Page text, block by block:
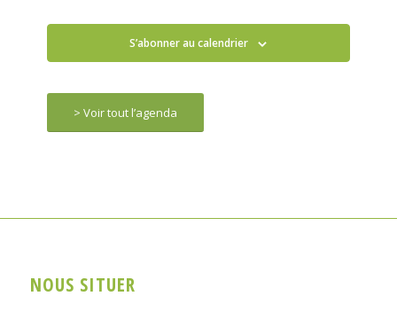
DE
S’abonner au calendrier
> Voir tout l’agenda
NOUS SITUER